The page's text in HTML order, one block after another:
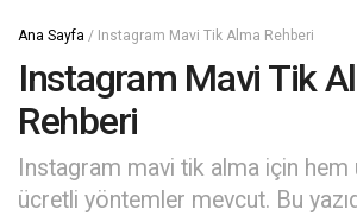
Ana Sayfa / Instagram Mavi Tik Alma Rehberi
Instagram Mavi Tik
Rehberi
Instagram mavi tik alma için
ücretli yöntemler mevcut. Bu